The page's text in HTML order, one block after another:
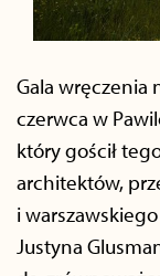
Gala wręczenia
czerwca w
który gościł
architektów,
i
Justyna